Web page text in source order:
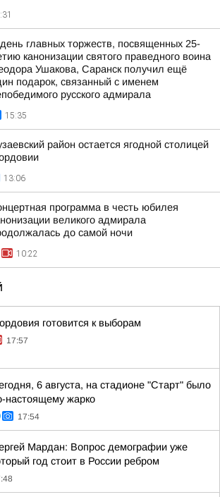
главных торжеств, посвященных 25-
канонизации святого праведного воина
Ушакова, Саранск получил ещё
подарок, связанный с именем
русского адмирала
15:35
район остается ягодной столицей
13:06
программа в честь юбилея
великого адмирала
до самой ночи
10:22
готовится к выборам
17:57
6 августа, на стадионе "Старт" было
настоящему жарко
17:54
Мардан: Вопрос демографии уже
год стоит в России ребром